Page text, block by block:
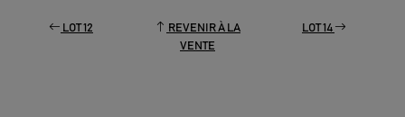
LOT 12
REVENIR À LA
VENTE
LOT 14